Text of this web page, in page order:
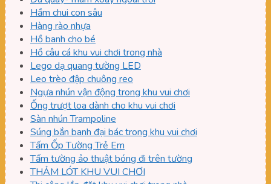
Hầm chui con sâu
Hàng rào nhựa
Hồ banh cho bé
Hồ câu cá khu vui chơi trong nhà
Lego dạ quang tường LED
Leo trèo đập chuông reo
Ngựa nhún vận động trong khu vui chơi
Ống trượt loa dành cho khu vui chơi
Sàn nhún Trampoline
Súng bắn banh đại bác trong khu vui chơi
Tấm Ốp Tường Trẻ Em
Tấm tường ảo thuật bóng đi trên tường
THẢM LÓT KHU VUI CHƠI